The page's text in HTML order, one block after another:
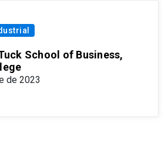
School of Business,
de 2023